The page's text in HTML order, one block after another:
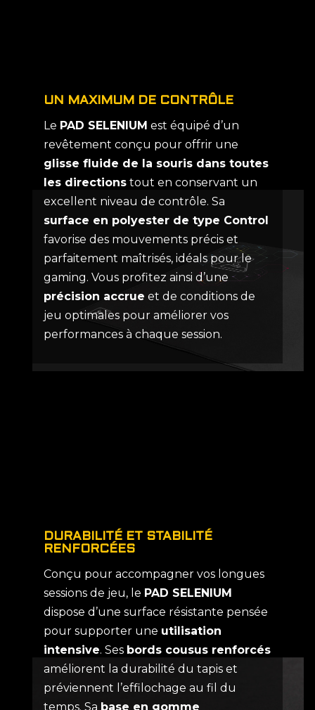
UN MAXIMUM DE CONTRÔLE
Le PAD SELENIUM est équipé d’un
revêtement conçu pour offrir une
glisse fluide de la souris dans toutes
les directions tout en conservant un
excellent niveau de contrôle. Sa
surface en polyester de type Control
favorise des mouvements précis et
parfaitement maîtrisés, idéals pour le
gaming. Vous profitez ainsi d’une
précision accrue et de conditions de
jeu optimales pour améliorer vos
performances à chaque session.
DURABILITÉ ET STABILITÉ
RENFORCÉES
Conçu pour accompagner vos longues
sessions de jeu, le PAD SELENIUM
dispose d’une surface résistante pensée
pour supporter une utilisation
intensive. Ses bords cousus renforcés
améliorent la durabilité du tapis et
préviennent l’effilochage au fil du
temps. Sa base en gomme